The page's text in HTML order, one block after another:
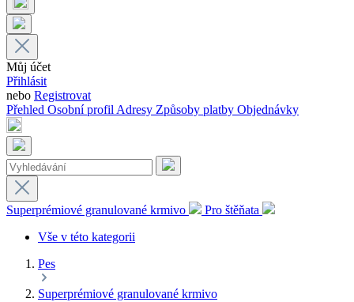
Můj účet
Přihlásit
nebo Registrovat
Přehled Osobní profilAdresy Způsoby platby Objednávky
Superprémiové granulované krmivo
Pro štěňata
Vše v této kategorii
Pes
Superprémiové granulované krmivo